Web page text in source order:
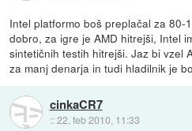
Intel platformo boš preplačal za 80-
dobro, za igre je AMD hitrejši, Intel
sintetičnih testih hitrejši. Jaz bi vzel
za manj denarja in tudi hladilnik je
cinkaCR7
::22. feb 2010, 11:33